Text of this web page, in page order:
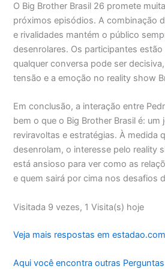
O Big Brother Brasil 26 promete
próximos episódios. A combinação
e rivalidades mantém o público
desenrolares. Os participantes
qualquer conversa pode ser
tensão e a emoção no reality show
Em conclusão, a interação entre
bem o que o Big Brother Brasil é:
reviravoltas e estratégias. À medida
desenrolam, o interesse pelo reality
está ansioso para ver como as
e quem sairá por cima nos desafios
Visitada 9 vezes, 1 Visita(s) hoje
Veja mais respostas em
Aqui você encontra outras